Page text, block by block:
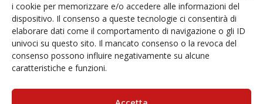
i cookie per memorizzare e/o accedere alle informazioni del
dispositivo. Il consenso a queste tecnologie ci consentirà di
elaborare dati come il comportamento di navigazione o gli ID
univoci su questo sito. Il mancato consenso o la revoca del
consenso possono influire negativamente su alcune
caratteristiche e funzioni.
Indirizzo email
Via Santa Sofia 89, 95123 Catania
cr.coehar@unict.it